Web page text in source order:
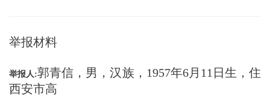
举报材料
举报人:郭青信，男，汉族，1957年6月11日生，住
西安市高